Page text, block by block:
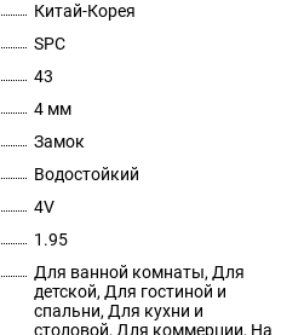
Китай-Корея
SPC
43
4 мм
Замок
Водостойкий
4V
1.95
Для ванной комнаты, Для
детской, Для гостиной и
спальни, Для кухни и
столовой, Для коммерции, На